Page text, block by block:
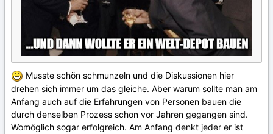
Musste schön schmunzeln und die Diskussionen hier
drehen sich immer um das gleiche. Aber warum sollte man am
Anfang auch auf die Erfahrungen von Personen bauen die
durch denselben Prozess schon vor Jahren gegangen sind.
Womöglich sogar erfolgreich. Am Anfang denkt jeder er ist